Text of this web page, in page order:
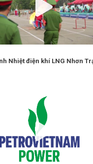
Nhiệt điện khí LNG Nhơn